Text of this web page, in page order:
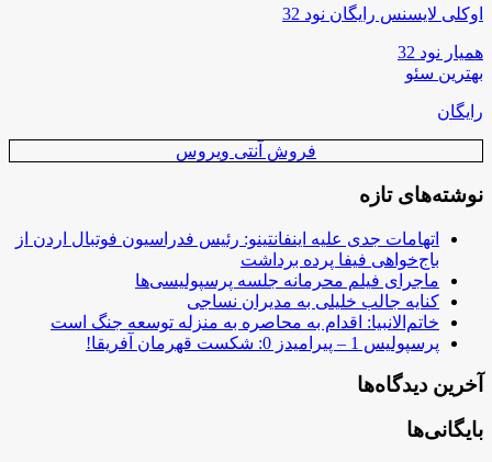
اوکلی لایسنس رایگان نود 32
همیار نود 32
بهترین سئو
رایگان
فروش آنتی ویروس
نوشته‌های تازه
اتهامات جدی علیه اینفانتینو: رئیس فدراسیون فوتبال اردن از
باج‌خواهی فیفا پرده برداشت
ماجرای فیلم محرمانه جلسه پرسپولیسی‌ها
کنایه جالب خلیلی به مدیران نساجی
خاتم‌الانبیا: اقدام به محاصره به منزله توسعه جنگ است
پرسپولیس 1 – پیرامیدز 0: شکست قهرمان آفریقا!
آخرین دیدگاه‌ها
بایگانی‌ها